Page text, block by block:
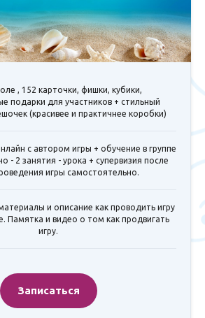
, 152 карточки, фишки, кубики,
подарки для участников + стильный
(красивее и практичнее коробки)
с автором игры + обучение в группе
- 2 занятия - урока + супервизия после
игры самостоятельно.
и описание как проводить игру
Памятка и видео о том как продвигать
игру.
Записаться